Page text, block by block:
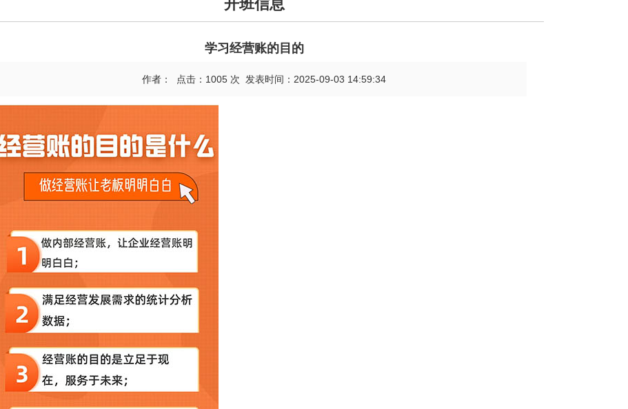
开班信息
学习经营账的目的
作者： 点击：1005 次 发表时间：2025-09-03 14:59:34